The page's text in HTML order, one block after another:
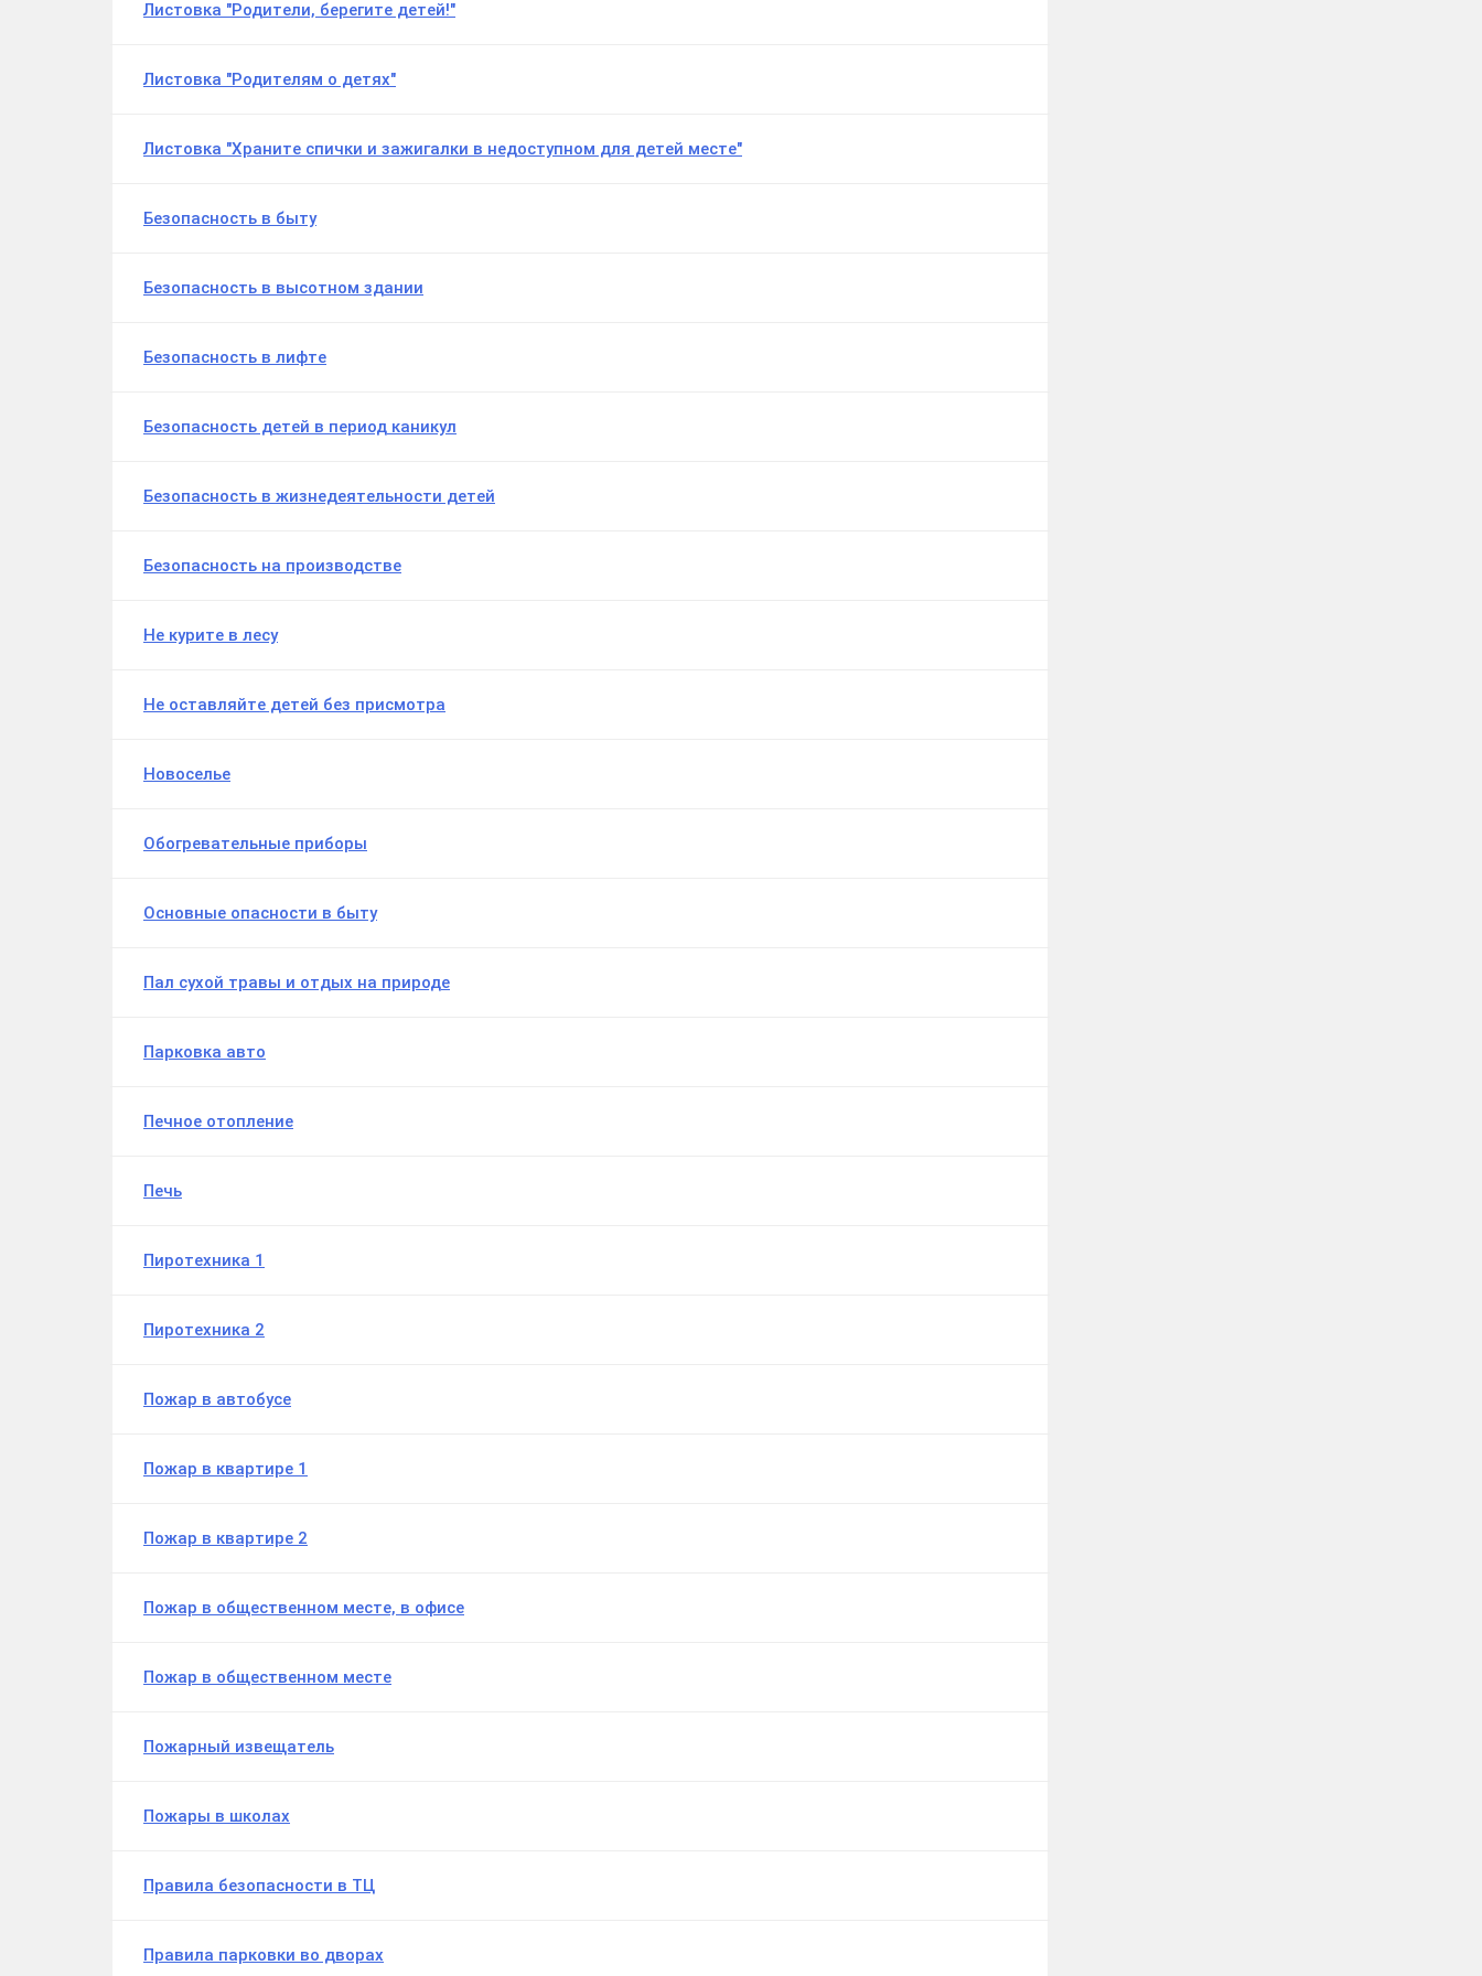
Листовка "Родители, берегите детей!"
Листовка "Родителям о детях"
Листовка "Храните спички и зажигалки в недоступном для детей месте"
Безопасность в быту
Безопасность в высотном здании
Безопасность в лифте
Безопасность детей в период каникул
Безопасность в жизнедеятельности детей
Безопасность на производстве
Не курите в лесу
Не оставляйте детей без присмотра
Новоселье
Обогревательные приборы
Основные опасности в быту
Пал сухой травы и отдых на природе
Парковка авто
Печное отопление
Печь
Пиротехника 1
Пиротехника 2
Пожар в автобусе
Пожар в квартире 1
Пожар в квартире 2
Пожар в общественном месте, в офисе
Пожар в общественном месте
Пожарный извещатель
Пожары в школах
Правила безопасности в ТЦ
Правила парковки во дворах